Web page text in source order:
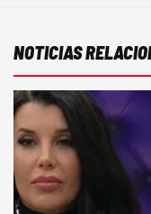
NOTICIAS